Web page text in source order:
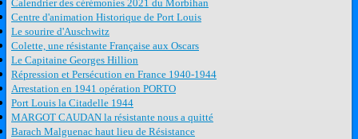
Calendrier des cérémonies 2021 du Morbihan
Centre d'animation Historique de Port Louis
Le sourire d'Auschwitz
Colette, une résistante Française aux Oscars
Le Capitaine Georges Hillion
Répression et Persécution en France 1940-1944
Arrestation en 1941 opération PORTO
Port Louis la Citadelle 1944
MARGOT CAUDAN la résistante nous a quitté
Barach Malguenac haut lieu de Résistance